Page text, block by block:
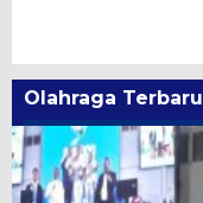
Olahraga Terbaru